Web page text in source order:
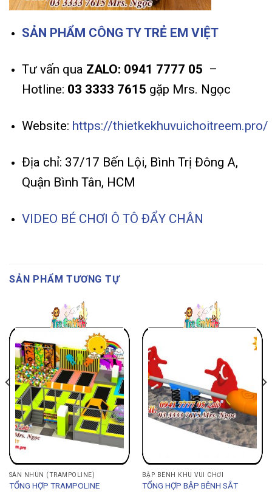
SẢN PHẨM CÔNG TY TRẺ EM VIỆT
Tư vấn qua ZALO: 0941 7777 05 –
Hotline: 03 3333 7615 gặp Mrs. Ngọc
Website: https://thietkekhuvuichoitreem.pro/
Địa chỉ: 37/17 Bến Lội, Bình Trị Đông A,
Quận Bình Tân, HCM
VIDEO BÉ CHƠI Ô TÔ ĐẨY CHÂN
SẢN PHẨM TƯƠNG TỰ
SÀN NHÚN (TRAMPOLINE)
TỔNG HỢP TRAMPOLINE
BẬP BÊNH KHU VUI CHƠI
TỔNG HỢP BẬP BÊNH SẮT